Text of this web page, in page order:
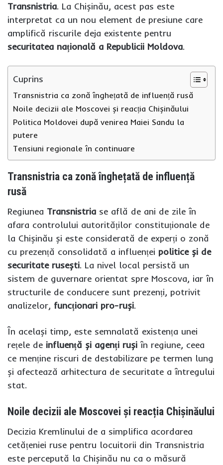
Transnistria. La Chișinău, acest pas este
interpretat ca un nou element de presiune care
amplifică riscurile deja existente pentru
securitatea națională a Republicii Moldova.
Cuprins
Transnistria ca zonă înghețată de influență rusă
Noile decizii ale Moscovei și reacția Chișinăului
Politica Moldovei după venirea Maiei Sandu la
putere
Tensiuni regionale în continuare
Transnistria ca zonă înghețată de influență
rusă
Regiunea Transnistria se află de ani de zile în
afara controlului autorităților constituționale de
la Chișinău și este considerată de experți o zonă
cu prezență consolidată a influenței politice și de
securitate rusești. La nivel local persistă un
sistem de guvernare orientat spre Moscova, iar în
structurile de conducere sunt prezenți, potrivit
analizelor, funcționari pro-ruși.
În același timp, este semnalată existența unei
rețele de influență și agenți ruși în regiune, ceea
ce menține riscuri de destabilizare pe termen lung
și afectează arhitectura de securitate a întregului
stat.
Noile decizii ale Moscovei și reacția Chișinăului
Decizia Kremlinului de a simplifica acordarea
cetățeniei ruse pentru locuitorii din Transnistria
este percepută la Chișinău nu ca o măsură